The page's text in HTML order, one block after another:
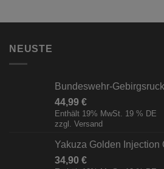
NEUSTE
Bundeswehr-
44,99 €
Enthält 19% MwSt. 19 % DE
zzgl. Versand
Yakuza Golden Injection
34,90 €